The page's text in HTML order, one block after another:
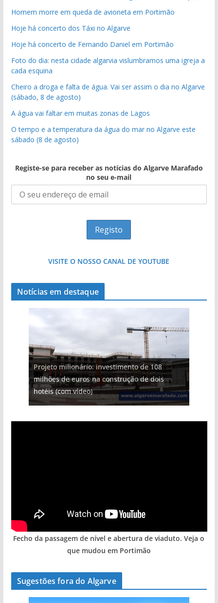
Homem morre em queda de avioneta em Portimão
Hoje há concerto dos Táxi no Algarve
Hoje há concerto de Fernando Daniel em Portimão
Foto do dia: nesta cidade algarvia vislumbramos uma igreja a
cada esquina
Cheiro a droga e falta de água. Vai ser assim o dia no Algarve
(sábado, 8 de agosto)
A água vai faltar em muitas zonas de Lagos
O tempo e a temperatura da água do mar no Algarve este
sábado (8 de agosto)
Registe-se para receber as notícias do Algarve Marafado
no seu e-mail
VISITE O NOSSO CANAL DE YOUTUBE
Notícias em destaque
Projeto milionário: investimento de 108
milhões de euros na construção de dois
hotéis (com vídeo)
Foto do dia: uma cidade algarvia que cresceu
entre redes e fábricas
Milagre da água. Fontes emblemáticas do
Algarve voltam a ter vida (com vídeo)
Tapas do mar a 3 euros cada. Nova rota
gastronómica nasce no Algarve
Tempestades roubam areia de praias e põem
arribas em risco no Algarve (com vídeo)
Fecho da passagem de nível e abertura de viaduto. Veja o
que mudou em Portimão
Sugestões fora do Algarve